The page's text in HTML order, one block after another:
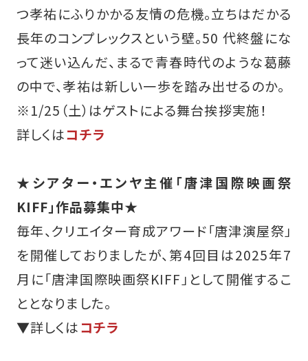
つ孝祐にふりかかる友情の危機。立ちはだかる
長年のコンプレックスという壁。50 代終盤にな
って迷い込んだ、まるで青春時代のような葛藤
の中で、孝祐は新しい一歩を踏み出せるのか。
※1/25（土）はゲストによる舞台挨拶実施！
詳しくはコチラ
★シアター・エンヤ主催「唐津国際映画祭
KIFF」作品募集中★
毎年、クリエイター育成アワード「唐津演屋祭」
を開催しておりましたが、第4回目は2025年7
月に「唐津国際映画祭KIFF」として開催するこ
ととなりました。
▼詳しくはコチラ